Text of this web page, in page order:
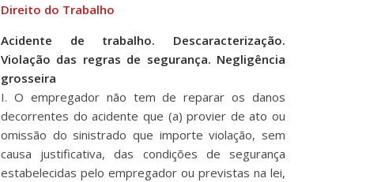
Direito do Trabalho
Acidente de trabalho. Descaracterização.
Violação das regras de segurança. Negligência
grosseira
I. O empregador não tem de reparar os danos
decorrentes do acidente que (a) provier de ato ou
omissão do sinistrado que importe violação, sem
causa justificativa, das condições de segurança
estabelecidas pelo empregador ou previstas na lei,